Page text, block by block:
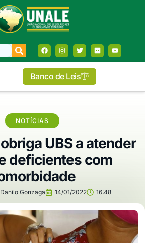
Banco de Leis
NOTÍCIAS
UBS a atender
deficientes com
Danilo Gonzaga 14/01/2022 16:48